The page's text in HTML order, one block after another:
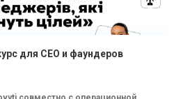
для CEO и фаундеров